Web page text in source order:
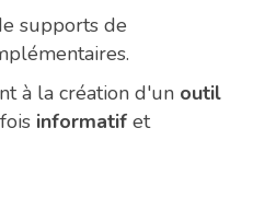
supports de
à la création d'un outil
informatif et